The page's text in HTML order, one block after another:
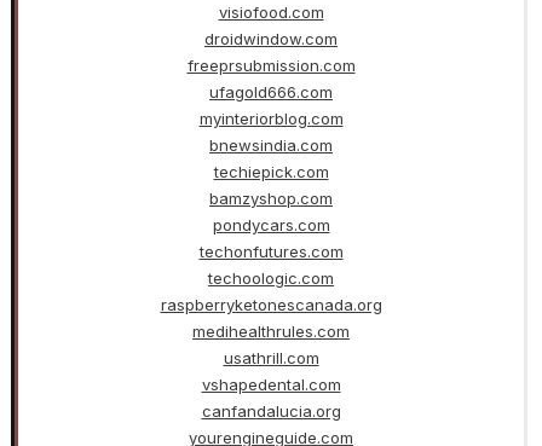
visiofood.com
droidwindow.com
freeprsubmission.com
ufagold666.com
myinteriorblog.com
bnewsindia.com
techiepick.com
bamzyshop.com
pondycars.com
techonfutures.com
techoologic.com
raspberryketonescanada.org
medihealthrules.com
usathrill.com
vshapedental.com
canfandalucia.org
yourengineguide.com